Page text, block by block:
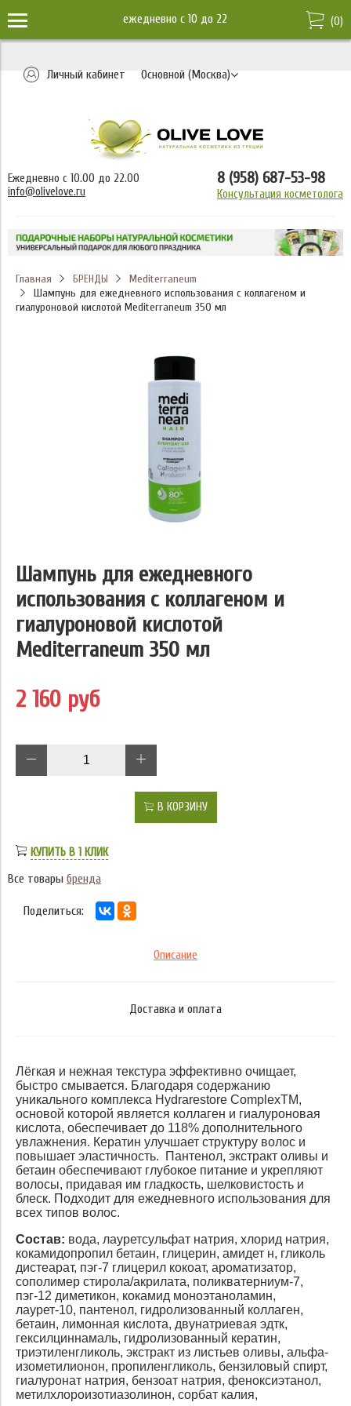
ежедневно c 10 до 22 (0)
Личный кабинет Основной (Москва)
Ежедневно с 10.00 до 22.00
info@olivelove.ru
8 (958) 687-53-98
Консультация косметолога
Главная БРЕНДЫ
Mediterraneum
Шампунь для ежедневного использования с коллагеном и
гиалуроновой кислотой Mediterraneum 350 мл
Шампунь для ежедневного
использования с коллагеном и
гиалуроновой кислотой
Mediterraneum 350 мл
2 160 руб
В КОРЗИНУ
КУПИТЬ В 1 КЛИК
Все товары бренда
Поделиться:
Описание
Доставка и оплата
Лёгкая и нежная текстура эффективно очищает,
быстро смывается. Благодаря содержанию
уникального комплекса Hydrarestore ComplexTM,
основой которой является коллаген и гиалуроновая
кислота, обеспечивает до 118% дополнительного
увлажнения. Кератин улучшает структуру волос и
повышает эластичность. Пантенол, экстракт оливы и
бетаин обеспечивают глубокое питание и укрепляют
волосы, придавая им гладкость, шелковистость и
блеск. Подходит для ежедневного использования для
всех типов волос.
Cостав: вода, лауретсульфат натрия, хлорид натрия,
кокамидопропил бетаин, глицерин, амидет н, гликоль
дистеарат, пэг-7 глицерил кокоат, ароматизатор,
сополимер стирола/акрилата, поликватерниум-7,
пэг-12 диметикон, кокамид моноэтаноламин,
лаурет-10, пантенол, гидролизованный коллаген,
бетаин, лимонная кислота, двунатриевая эдтк,
гексилциннамаль, гидролизованный кератин,
триэтиленгликоль, экстракт из листьев оливы, альфа-
изометилионон, пропиленгликоль, бензиловый спирт,
гиалуронат натрия, бензоат натрия, феноксиэтанол,
метилхлороизотиазолинон, сорбат калия,